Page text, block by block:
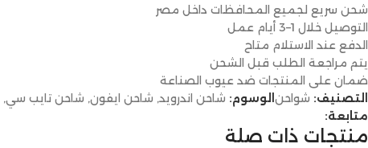
شحن سريع لجميع المحافظات داخل مصر
التوصيل خلال 1–3 أيام عمل
الدفع عند الاستلام متاح
يتم مراجعة الطلب قبل الشحن
ضمان على المنتجات ضد عيوب الصناعة
التصنيف: شواحن الوسوم: شاحن اندرويد, شاحن ايفون, شاحن تايب سي,
متابعة:
منتجات ذات صلة